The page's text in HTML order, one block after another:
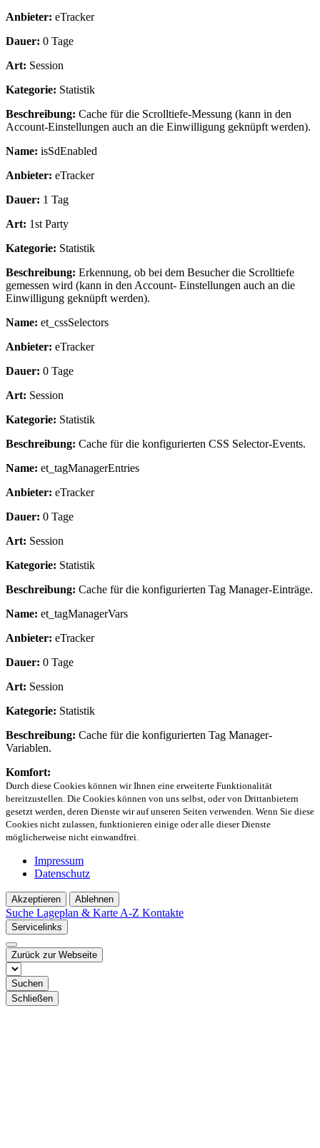
Anbieter: eTracker
Dauer: 0 Tage
Art: Session
Kategorie: Statistik
Beschreibung: Cache für die Scrolltiefe-Messung (kann in den
Account-Einstellungen auch an die Einwilligung geknüpft werden).
Name: isSdEnabled
Anbieter: eTracker
Dauer: 1 Tag
Art: 1st Party
Kategorie: Statistik
Beschreibung: Erkennung, ob bei dem Besucher die Scrolltiefe
gemessen wird (kann in den Account- Einstellungen auch an die
Einwilligung geknüpft werden).
Name: et_cssSelectors
Anbieter: eTracker
Dauer: 0 Tage
Art: Session
Kategorie: Statistik
Beschreibung: Cache für die konfigurierten CSS Selector-Events.
Name: et_tagManagerEntries
Anbieter: eTracker
Dauer: 0 Tage
Art: Session
Kategorie: Statistik
Beschreibung: Cache für die konfigurierten Tag Manager-Einträge.
Name: et_tagManagerVars
Anbieter: eTracker
Dauer: 0 Tage
Art: Session
Kategorie: Statistik
Beschreibung: Cache für die konfigurierten Tag Manager-
Variablen.
Komfort:
Durch diese Cookies können wir Ihnen eine erweiterte Funktionalität
bereitzustellen. Die Cookies können von uns selbst, oder von Drittanbietern
gesetzt werden, deren Dienste wir auf unseren Seiten verwenden. Wenn Sie diese
Cookies nicht zulassen, funktionieren einige oder alle dieser Dienste
möglicherweise nicht einwandfrei.
Impressum
Datenschutz
Akzeptieren Ablehnen
Suche Lageplan & Karte A-Z Kontakte
Servicelinks
Zurück zur Webseite
Suchen
Schließen